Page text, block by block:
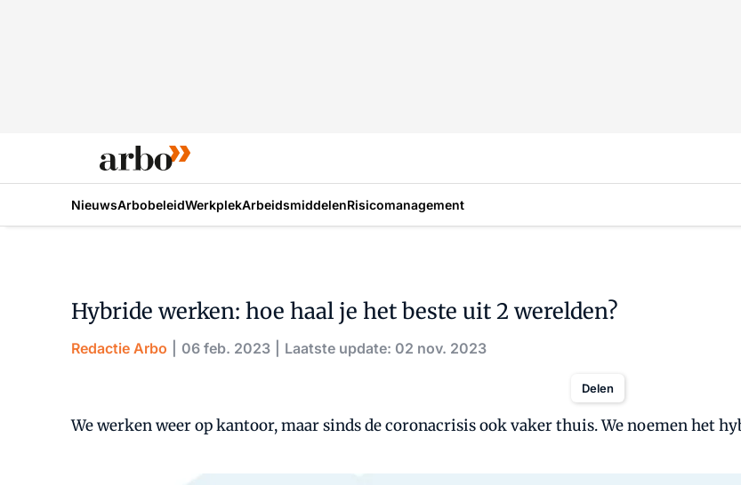
NieuwsArbobeleidWerkplekArbeidsmiddelenRisicomanagement
Hybride werken: hoe haal je het beste uit 2 werelden?
Redactie Arbo 06 feb. 2023 Laatste update: 02 nov. 2023
Delen
We werken weer op kantoor, maar sinds de coronacrisis ook vaker thuis. We noemen het